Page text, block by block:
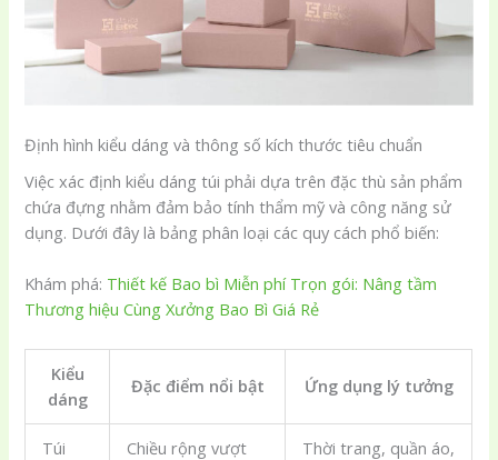
Định hình kiểu dáng và thông số kích thước tiêu chuẩn
Việc xác định kiểu dáng túi phải dựa trên đặc thù sản phẩm
chứa đựng nhằm đảm bảo tính thẩm mỹ và công năng sử
dụng. Dưới đây là bảng phân loại các quy cách phổ biến:
Khám phá: Thiết kế Bao bì Miễn phí Trọn gói: Nâng tầm
Thương hiệu Cùng Xưởng Bao Bì Giá Rẻ
Kiểu
dáng
Đặc điểm nổi bật Ứng dụng lý tưởng
Túi
Chiều rộng vượt
Thời trang, quần áo,